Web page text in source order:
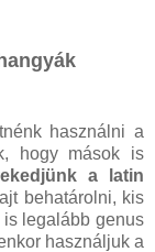
használni a
hogy mások is
a latin
behatárolni, kis
legalább genus
használjuk a